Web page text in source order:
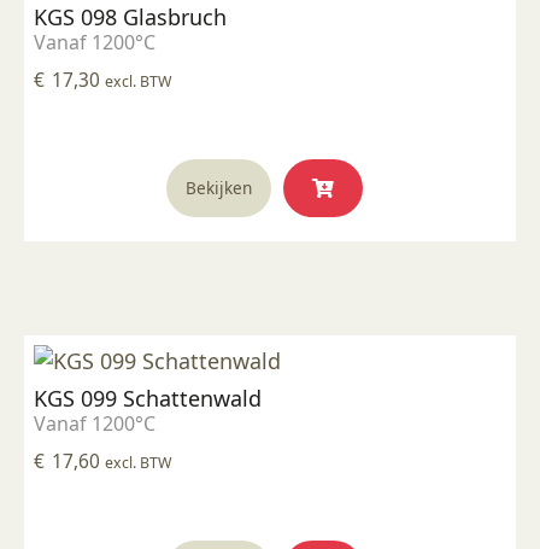
KGS 098 Glasbruch
Vanaf 1200°C
€ 17,30 excl. BTW
Bekijken
KGS 099 Schattenwald
Vanaf 1200°C
€ 17,60 excl. BTW